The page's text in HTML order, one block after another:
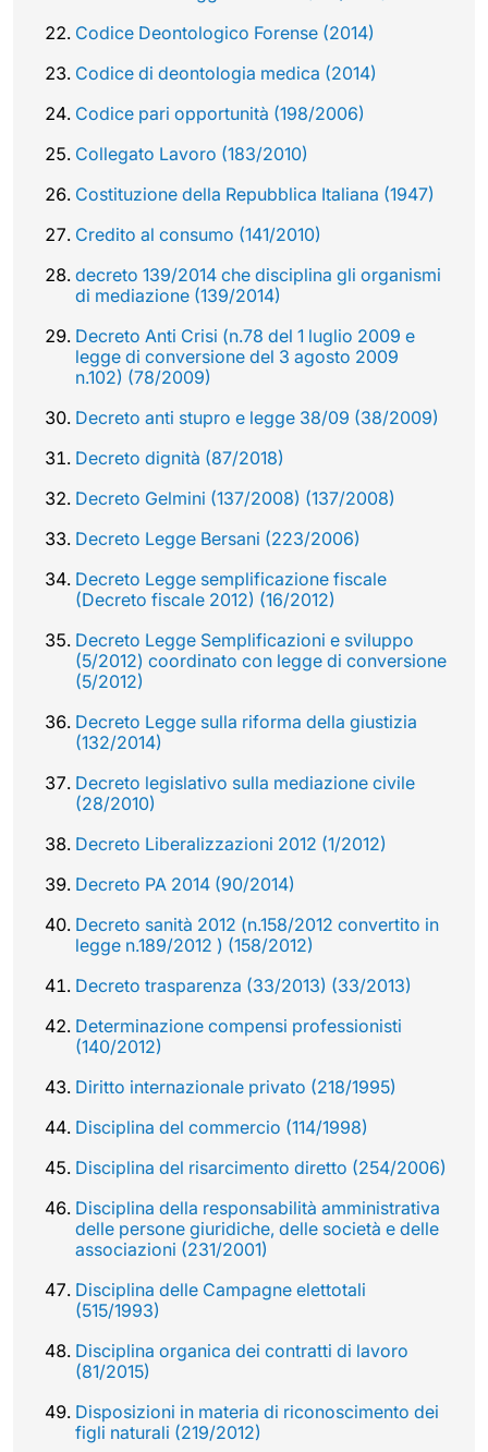
Codice Deontologico Forense (2014)
Codice di deontologia medica (2014)
Codice pari opportunità (198/2006)
Collegato Lavoro (183/2010)
Costituzione della Repubblica Italiana (1947)
Credito al consumo (141/2010)
decreto 139/2014 che disciplina gli organismi
di mediazione (139/2014)
Decreto Anti Crisi (n.78 del 1 luglio 2009 e
legge di conversione del 3 agosto 2009
n.102) (78/2009)
Decreto anti stupro e legge 38/09 (38/2009)
Decreto dignità (87/2018)
Decreto Gelmini (137/2008) (137/2008)
Decreto Legge Bersani (223/2006)
Decreto Legge semplificazione fiscale
(Decreto fiscale 2012) (16/2012)
Decreto Legge Semplificazioni e sviluppo
(5/2012) coordinato con legge di conversione
(5/2012)
Decreto Legge sulla riforma della giustizia
(132/2014)
Decreto legislativo sulla mediazione civile
(28/2010)
Decreto Liberalizzazioni 2012 (1/2012)
Decreto PA 2014 (90/2014)
Decreto sanità 2012 (n.158/2012 convertito in
legge n.189/2012 ) (158/2012)
Decreto trasparenza (33/2013) (33/2013)
Determinazione compensi professionisti
(140/2012)
Diritto internazionale privato (218/1995)
Disciplina del commercio (114/1998)
Disciplina del risarcimento diretto (254/2006)
Disciplina della responsabilità amministrativa
delle persone giuridiche, delle società e delle
associazioni (231/2001)
Disciplina delle Campagne elettotali
(515/1993)
Disciplina organica dei contratti di lavoro
(81/2015)
Disposizioni in materia di riconoscimento dei
figli naturali (219/2012)